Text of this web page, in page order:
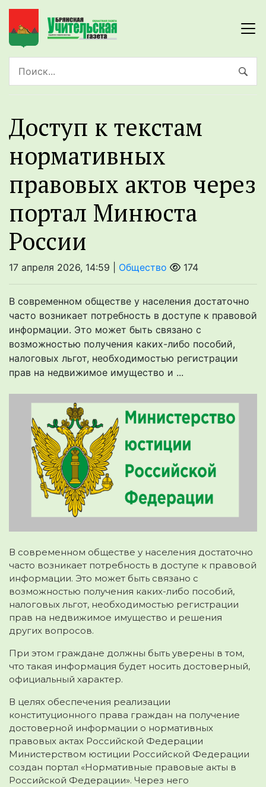
Доступ к текстам
нормативных
правовых актов через
портал Минюста
России
17 апреля 2026, 14:59 | Общество 174
В современном обществе у населения достаточно
часто возникает потребность в доступе к правовой
информации. Это может быть связано с
возможностью получения каких-либо пособий,
налоговых льгот, необходимостью регистрации
прав на недвижимое имущество и ...
В современном обществе у населения достаточно
часто возникает потребность в доступе к правовой
информации. Это может быть связано с
возможностью получения каких-либо пособий,
налоговых льгот, необходимостью регистрации
прав на недвижимое имущество и решения
других вопросов.
При этом граждане должны быть уверены в том,
что такая информация будет носить достоверный,
официальный характер.
В целях обеспечения реализации
конституционного права граждан на получение
достоверной информации о нормативных
правовых актах Российской Федерации
Министерством юстиции Российской Федерации
создан портал «Нормативные правовые акты в
Российской Федерации». Через него